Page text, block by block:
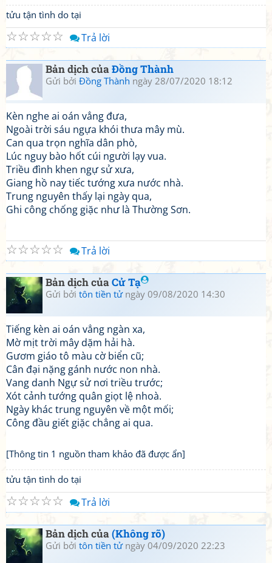
tửu tận tình do tại
☆
☆
☆
☆
☆ Trả lời
Bản dịch củaĐồng Thành
Gửi bởi Đồng Thành ngày 28/07/2020 18:12
Kèn nghe ai oán vẳng đưa,
Ngoài trời sáu ngựa khói thưa mây mù.
Can qua trọn nghĩa dân phò,
Lúc nguy bào hốt cúi người lạy vua.
Triều đình khen ngự sử xưa,
Giang hồ nay tiếc tướng xưa nước nhà.
Trung nguyên thấy lại ngày qua,
Ghi công chống giặc như là Thường Sơn.
☆
☆
☆
☆
☆ Trả lời
Bản dịch củaCử Tạ
Gửi bởi tôn tiền tửngày 09/08/2020 14:30
Tiếng kèn ai oán vẳng ngàn xa,
Mờ mịt trời mây dặm hải hà.
Gươm giáo tô màu cờ biển cũ;
Cân đại nặng gánh nước non nhà.
Vang danh Ngự sử nơi triều trước;
Xót cảnh tướng quân giọt lệ nhoà.
Ngày khác trung nguyên về một mối;
Công đầu giết giặc chẳng ai qua.
[Thông tin 1 nguồn tham khảo đã được ẩn]
tửu tận tình do tại
☆
☆
☆
☆
☆ Trả lời
Bản dịch của(Không rõ)
Gửi bởi tôn tiền tửngày 04/09/2020 22:23